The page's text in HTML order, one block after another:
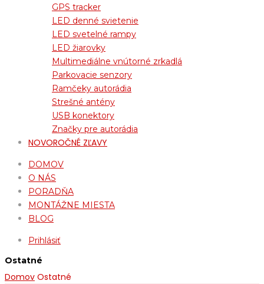
GPS tracker
LED denné svietenie
LED svetelné rampy
LED žiarovky
Multimediálne vnútorné zrkadlá
Parkovacie senzory
Ramčeky autorádia
Strešné antény
USB konektory
Značky pre autorádia
NOVOROČNÉ ZĽAVY
DOMOV
O NÁS
PORADŇA
MONTÁŽNE MIESTA
BLOG
Prihlásiť
Ostatné
Domov Ostatné